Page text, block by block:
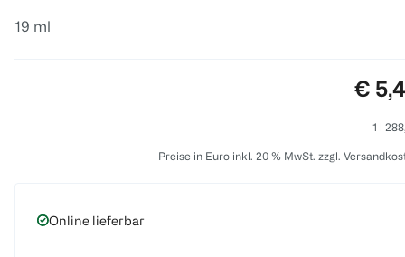
19 ml
€
1 l
Preise in Euro inkl. 20 % MwSt. zzgl.
Online lieferbar